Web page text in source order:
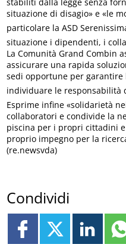
situazione di disagio» e «le
particolare la ASD
situazione i dipendenti, i
La Comunità Grand Combin
assicurare una rapida
sedi opportune per garantire
individuare le responsabilità
Esprime infine «solidarietà
collaboratori e condivide la
piscina per i propri cittadini
proprio impegno per la
(re.newsvda)
Condividi